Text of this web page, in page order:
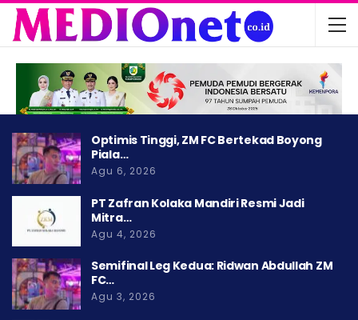
Optimis Tinggi, ZM FC Bertekad Boyong
Piala…
Agu 6, 2026
PT Zafran Kolaka Mandiri Resmi Jadi
Mitra…
Agu 4, 2026
Semifinal Leg Kedua: Ridwan Abdullah ZM
FC…
Agu 3, 2026